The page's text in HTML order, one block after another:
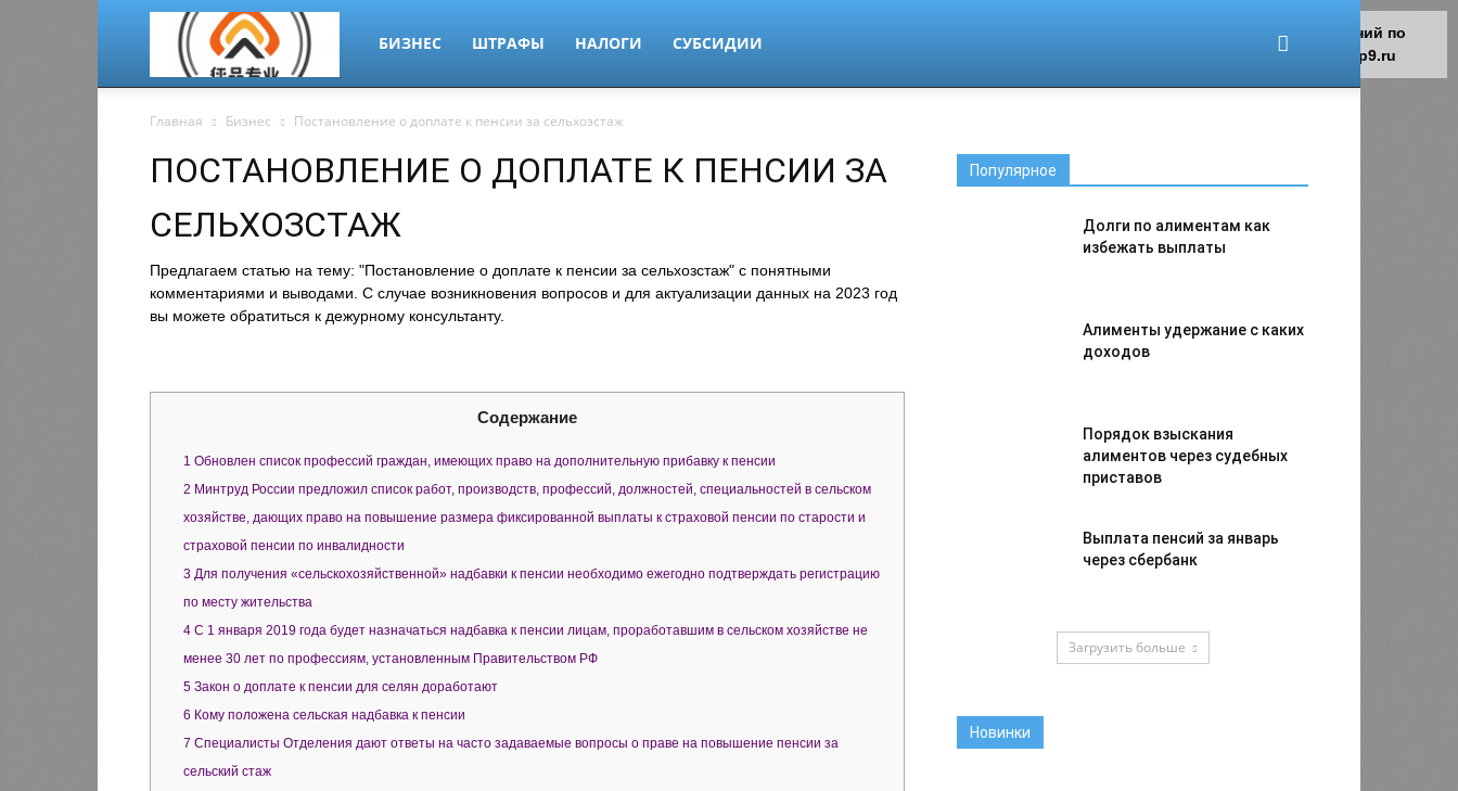
migrant-
plus.ru
БИЗНЕС ШТРАФЫ НАЛОГИ СУБСИДИИ
Главная Бизнес Постановление о доплате к пенсии за сельхозстаж
ПОСТАНОВЛЕНИЕ О ДОПЛАТЕ К ПЕНСИИ ЗА
СЕЛЬХОЗСТАЖ
Предлагаем статью на тему: "Постановление о доплате к пенсии за сельхозстаж" с понятными
комментариями и выводами. С случае возникновения вопросов и для актуализации данных на 2023 год
вы можете обратиться к дежурному консультанту.
Содержание
1 Обновлен список профессий граждан, имеющих право на дополнительную прибавку к пенсии
2 Минтруд России предложил список работ, производств, профессий, должностей, специальностей в сельском
хозяйстве, дающих право на повышение размера фиксированной выплаты к страховой пенсии по старости и
страховой пенсии по инвалидности
3 Для получения «сельскохозяйственной» надбавки к пенсии необходимо ежегодно подтверждать регистрацию
по месту жительства
4 С 1 января 2019 года будет назначаться надбавка к пенсии лицам, проработавшим в сельском хозяйстве не
менее 30 лет по профессиям, установленным Правительством РФ
5 Закон о доплате к пенсии для селян доработают
6 Кому положена сельская надбавка к пенсии
7 Специалисты Отделения дают ответы на часто задаваемые вопросы о праве на повышение пенсии за
сельский стаж
Популярное
Долги по алиментам как
избежать выплаты
Алименты удержание с каких
доходов
Порядок взыскания
алиментов через судебных
приставов
Выплата пенсий за январь
через сбербанк
Загрузить больше
Новинки
Для любых предложений по
сайту: migrant-plus@cp9.ru